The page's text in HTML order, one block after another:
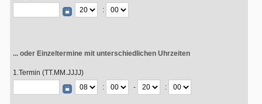
:
... oder Einzeltermine mit unterschiedlichen Uhrzeiten
1.Termin (TT.MM.JJJJ)
:
- :